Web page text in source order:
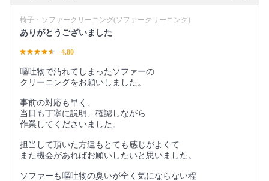
椅子・ソファークリーニング(ソファークリーニング)
ありがとうございました
4.80
嘔吐物で汚れてしまったソファーの
クリーニングをお願いしました。
事前の対応も早く、
当日も丁寧に説明、確認しながら
作業してくださいました。
担当して頂いた方達もとても感じがよくて
また機会があればお願いしたいと思いました。
ソファーも嘔吐物の臭いが全く気にならない程